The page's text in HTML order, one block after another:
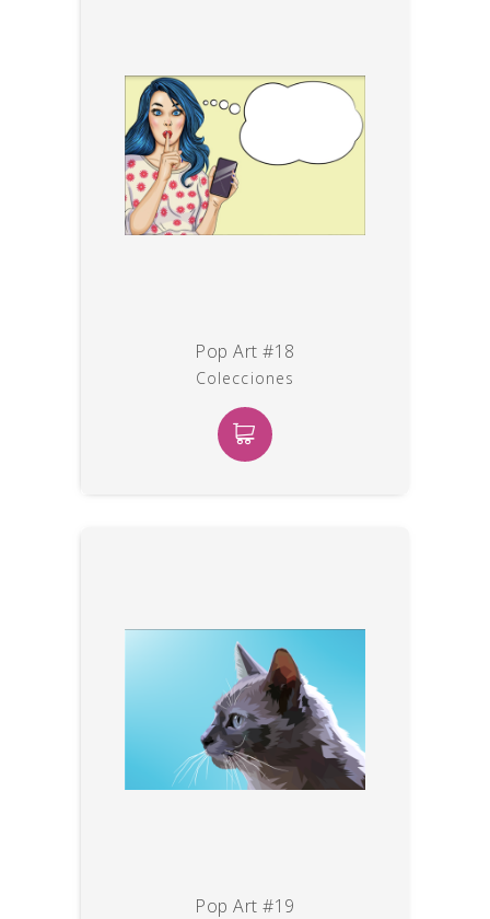
Pop Art #18
Colecciones
Pop Art #19